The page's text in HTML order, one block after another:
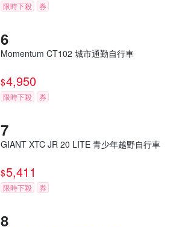
限時下殺 券
Momentum CT102 城市通勤自行車
$4,950
限時下殺 券
GIANT XTC JR 20 LITE 青少年越野自行車
$5,411
限時下殺 券